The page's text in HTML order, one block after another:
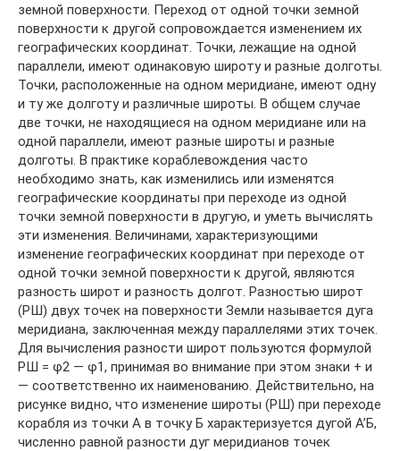
земной поверхности. Переход от одной точки земной
поверхности к другой сопровождается изменением их
географических координат. Точки, лежащие на одной
параллели, имеют одинаковую широту и разные долготы.
Точки, расположенные на одном меридиане, имеют одну
и ту же долготу и различные широты. В общем случае
две точки, не находящиеся на одном меридиане или на
одной параллели, имеют разные широты и разные
долготы. В практике кораблевождения часто
необходимо знать, как изменились или изменятся
географические координаты при переходе из одной
точки земной поверхности в другую, и уметь вычислять
эти изменения. Величинами, характеризующими
изменение географических координат при переходе от
одной точки земной поверхности к другой, являются
разность широт и разность долгот. Разностью широт
(РШ) двух точек на поверхности Земли называется дуга
меридиана, заключенная между параллелями этих точек.
Для вычисления разности широт пользуются формулой
РШ = φ2 — φ1, принимая во внимание при этом знаки + и
— соответственно их наименованию. Действительно, на
рисунке видно, что изменение широты (РШ) при переходе
корабля из точки А в точку Б характеризуется дугой А’Б,
численно равной разности дуг меридианов точек